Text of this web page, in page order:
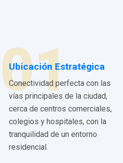
01
Ubicación Estratégica
Conectividad perfecta con las
vías principales de la ciudad,
cerca de centros comerciales,
colegios y hospitales, con la
tranquilidad de un entorno
residencial.